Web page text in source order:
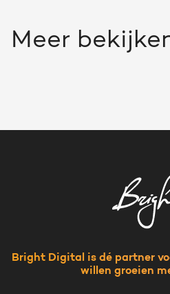
Meer
Bright Digital is dé partner
willen groeien